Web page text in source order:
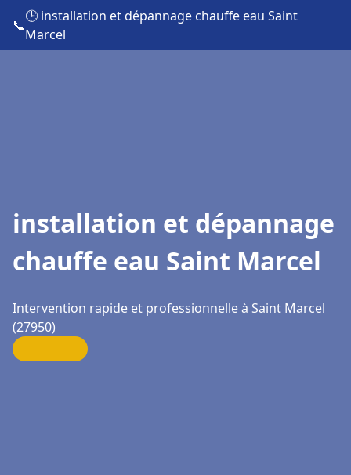
📞
🕒 installation et dépannage chauffe eau Saint
Marcel
installation et dépannage
chauffe eau Saint Marcel
Intervention rapide et professionnelle à Saint Marcel
(27950)